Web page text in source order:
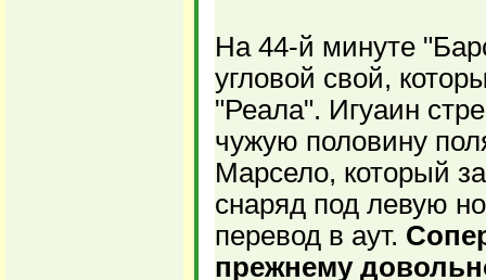
На 44-й минуте
угловой свой,
"Реала". Игуаин
чужую половину
Марсело, который
снаряд под левую
перевод в аут.
прежнему